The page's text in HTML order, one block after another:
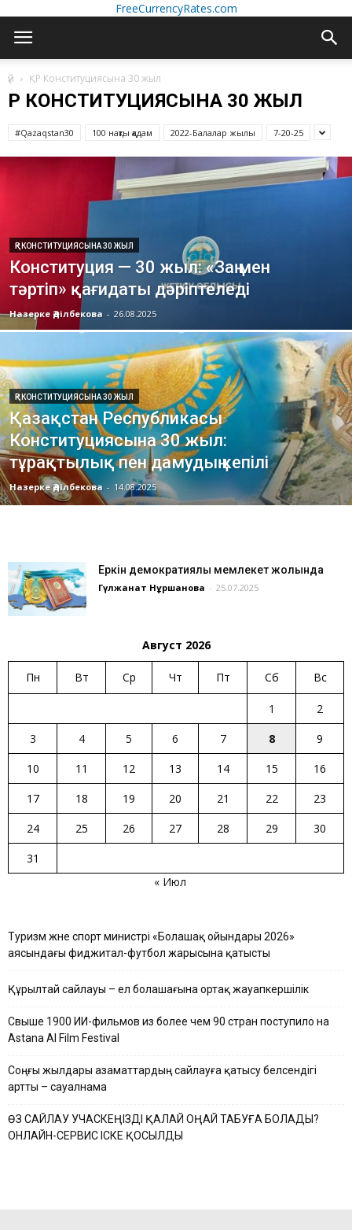
FreeCurrencyRates.com
үй ҚР Конституциясына 30 жыл
ҚР КОНСТИТУЦИЯСЫНА 30 ЖЫЛ
#Qazaqstan30 100 нақты қадам 2022-Балалар жылы 7-20-25
ҚР КОНСТИТУЦИЯСЫНА 30 ЖЫЛ
Конституция — 30 жыл: «Заң мен
тәртіп» қағидаты дәріптеледі
Назерке Әділбекова - 26.08.2025
ҚР КОНСТИТУЦИЯСЫНА 30 ЖЫЛ
Қазақстан Республикасы
Конституциясына 30 жыл:
тұрақтылық пен дамудың кепілі
Назерке Әділбекова - 14.08.2025
Еркін демократиялық мемлекет жолында
Гүлжанат Нұршанова - 25.07.2025
Август 2026
Пн Вт Ср Чт Пт Сб Вс
1
2
3
4 5 6 7 8
9
10
11 12 13 14 15
16
17
18 19 20 21 22
23
24
25 26 27 28 29
30
31
« Июл
Туризм және спорт министрі «Болашақ ойындары 2026»
аясындағы фиджитал-футбол жарысына қатысты
Құрылтай сайлауы – ел болашағына ортақ жауапкершілік
Свыше 1900 ИИ-фильмов из более чем 90 стран поступило на
Astana AI Film Festival
Соңғы жылдары азаматтардың сайлауға қатысу белсендігі
артты – сауалнама
ӨЗ САЙЛАУ УЧАСКЕҢІЗДІ ҚАЛАЙ ОҢАЙ ТАБУҒА БОЛАДЫ?
ОНЛАЙН-СЕРВИС ІСКЕ ҚОСЫЛДЫ